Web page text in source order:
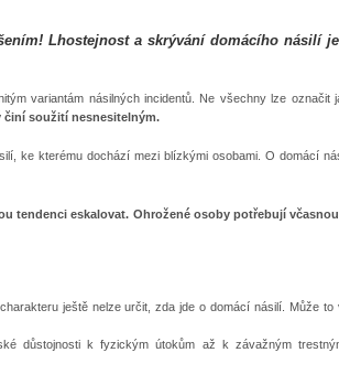
Lhostejnost a skrývání domácího násilí
variantám násilných incidentů. Ne všechny lze označit
soužití nesnesitelným.
ke kterému dochází mezi blízkými osobami. O domácí
tendenci eskalovat. Ohrožené osoby potřebují
ještě nelze určit, zda jde o domácí násilí. Může to
důstojnosti k fyzickým útokům až k závažným